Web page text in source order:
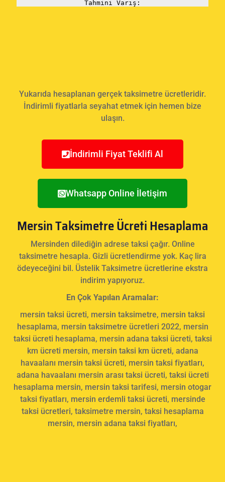
Yukarıda hesaplanan gerçek taksimetre ücretleridir.
İndirimli fiyatlarla seyahat etmek için hemen bize
ulaşın.
İndirimli Fiyat Teklifi Al
Whatsapp Online İletişim
Mersin Taksimetre Ücreti Hesaplama
Mersinden dilediğin adrese taksi çağır. Online
taksimetre hesapla. Gizli ücretlendirme yok. Kaç lira
ödeyeceğini bil. Üstelik Taksimetre ücretlerine ekstra
indirim yapıyoruz.
En Çok Yapılan Aramalar:
mersin taksi ücreti, mersin taksimetre, mersin taksi
hesaplama, mersin taksimetre ücretleri 2022, mersin
taksi ücreti hesaplama, mersin adana taksi ücreti, taksi
km ücreti mersin, mersin taksi km ücreti, adana
havaalanı mersin taksi ücreti, mersin taksi fiyatları,
adana havaalanı mersin arası taksi ücreti, taksi ücreti
hesaplama mersin, mersin taksi tarifesi, mersin otogar
taksi fiyatları, mersin erdemli taksi ücreti, mersinde
taksi ücretleri, taksimetre mersin, taksi hesaplama
mersin, mersin adana taksi fiyatları,